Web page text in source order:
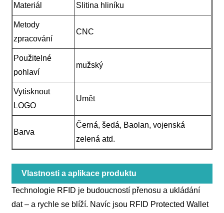
Materiál Slitina hliníku
Metody
zpracování
CNC
Použitelné
pohlaví
mužský
Vytisknout
LOGO
Umět
Barva
Černá, šedá, Baolan, vojenská
zelená atd.
Vlastnosti a aplikace produktu
Technologie RFID je budoucností přenosu a ukládání
dat – a rychle se blíží. Navíc jsou RFID Protected Wallet